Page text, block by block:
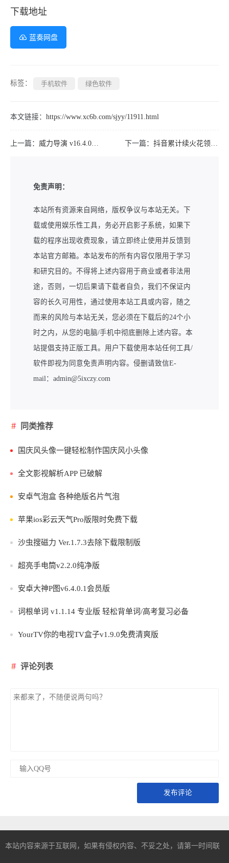
下载地址
蓝奏网盘
标签： 手机软件 绿色软件
本文链接： https://www.xc6b.com/sjyy/11911.html
上一篇： 威力导演 v16.4.0解锁高级版 视频编辑工具 下一篇：抖音累计续火花领海底捞菜品
免责声明：
本站所有资源来自网络，版权争议与本站无关。下
载或使用娱乐性工具，务必开启影子系统，如果下
载的程序出现收费现象，请立即终止使用并反馈到
本站官方邮箱。本站发布的所有内容仅限用于学习
和研究目的。不得将上述内容用于商业或者非法用
途，否则，一切后果请下载者自负，我们不保证内
容的长久可用性，通过使用本站工具或内容，随之
而来的风险与本站无关，您必须在下载后的24个小
时之内，从您的电脑/手机中彻底删除上述内容。本
站提倡支持正版工具。用户下载使用本站任何工具/
软件即视为同意免责声明内容。侵删请致信E-
mail：admin@5ixczy.com
同类推荐
国庆风头像一键轻松制作国庆风小头像
全文影视解析APP 已破解
安卓气泡盒 各种绝版名片气泡
苹果ios彩云天气Pro版限时免费下载
沙虫搜磁力 Ver.1.7.3去除下载限制版
超亮手电筒v2.2.0纯净版
安卓大神P图v6.4.0.1会员版
词根单词 v1.1.14 专业版 轻松背单词/高考复习必备
YourTV你的电视TV盒子v1.9.0免费清爽版
评论列表
发布评论
本站内容来源于互联网，如果有侵权内容、不妥之处，请第一时间联